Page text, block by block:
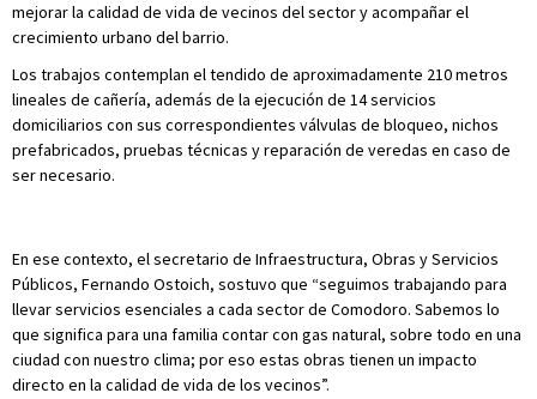
mejorar la calidad de vida de vecinos del sector y acompañar el
crecimiento urbano del barrio.
Los trabajos contemplan el tendido de aproximadamente 210 metros
lineales de cañería, además de la ejecución de 14 servicios
domiciliarios con sus correspondientes válvulas de bloqueo, nichos
prefabricados, pruebas técnicas y reparación de veredas en caso de
ser necesario.
En ese contexto, el secretario de Infraestructura, Obras y Servicios
Públicos, Fernando Ostoich, sostuvo que “seguimos trabajando para
llevar servicios esenciales a cada sector de Comodoro. Sabemos lo
que significa para una familia contar con gas natural, sobre todo en una
ciudad con nuestro clima; por eso estas obras tienen un impacto
directo en la calidad de vida de los vecinos”.